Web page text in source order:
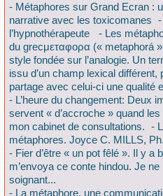
- Métaphores sur Grand Ecran :
narrative avec les toxicomanes -
l’hypnothérapeute - Les
du grecμεταφορα (« metaphorá
style fondée sur l’analogie. Un
issu d’un champ lexical différent,
partage avec celui-ci une qualité
- L’heure du changement: Deux
servent « d’accroche » quand
mon cabinet de consultations. -
métaphores. Joyce C. MILLS,
- Fier d’être « un pot fêlé ». Il y a
m’envoya ce conte hindou. Je
soignant...
- La métaphore, une